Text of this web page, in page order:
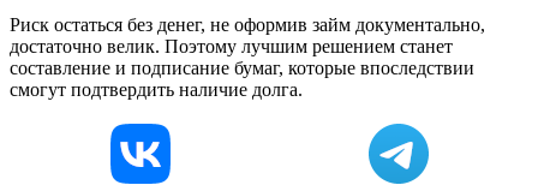
Риск остаться без денег, не оформив займ документально,
достаточно велик. Поэтому лучшим решением станет
составление и подписание бумаг, которые впоследствии
смогут подтвердить наличие долга.